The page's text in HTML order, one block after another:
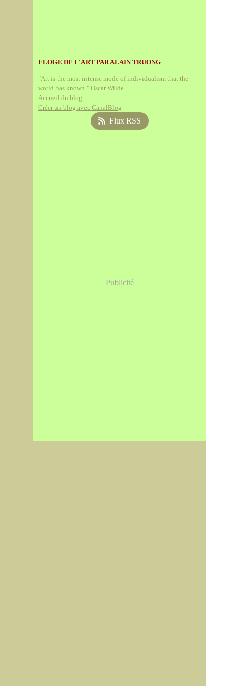
ELOGE DE L'ART PAR ALAIN TRUONG
"Art is the most intense mode of individualism that the
world has known." Oscar Wilde
Accueil du blog
Créer un blog avec CanalBlog
Flux RSS
Publicité